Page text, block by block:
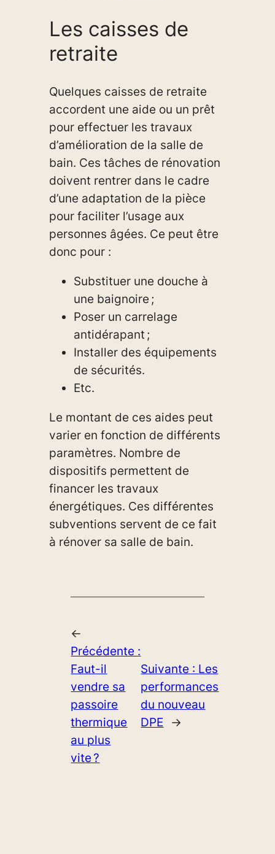
Les caisses de
retraite
Quelques caisses de retraite
accordent une aide ou un prêt
pour effectuer les travaux
d’amélioration de la salle de
bain. Ces tâches de rénovation
doivent rentrer dans le cadre
d’une adaptation de la pièce
pour faciliter l’usage aux
personnes âgées. Ce peut être
donc pour :
Substituer une douche à
une baignoire ;
Poser un carrelage
antidérapant ;
Installer des équipements
de sécurités.
Etc.
Le montant de ces aides peut
varier en fonction de différents
paramètres. Nombre de
dispositifs permettent de
financer les travaux
énergétiques. Ces différentes
subventions servent de ce fait
à rénover sa salle de bain.
←
Précédente :
Faut-il
vendre sa
passoire
thermique
au plus
vite ?
Suivante : Les
performances
du nouveau
DPE →